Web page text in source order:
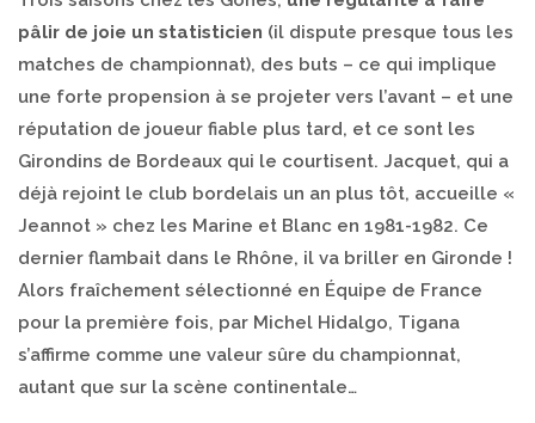
pâlir de joie un statisticien (il dispute presque tous les
matches de championnat), des buts – ce qui implique
une forte propension à se projeter vers l’avant – et une
réputation de joueur fiable plus tard, et ce sont les
Girondins de Bordeaux qui le courtisent. Jacquet, qui a
déjà rejoint le club bordelais un an plus tôt, accueille «
Jeannot » chez les Marine et Blanc en 1981-1982. Ce
dernier flambait dans le Rhône, il va briller en Gironde !
Alors fraîchement sélectionné en Équipe de France
pour la première fois, par Michel Hidalgo, Tigana
s’affirme comme une valeur sûre du championnat,
autant que sur la scène continentale…